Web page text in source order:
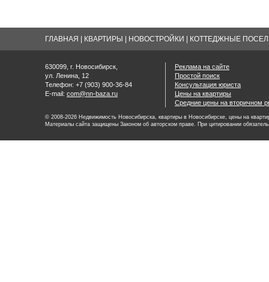
ГЛАВНАЯ КВАРТИРЫ НОВОСТРОЙКИ КОТТЕДЖНЫЕ
630099, г. Новосибирск,
ул. Ленина, 12
Телефон: +7 (903) 900-36-84
E-mail: com@nn-baza.ru
Реклама на сайте
Простой поиск
Консультация юриста
Цены на квартиры
Средние цены на вторичном
© 2008-2026 Недвижимость Новосибирска, квартиры в Новосибирске, цены на
Материалы сайта защищены Законом об авторском праве. При цитировании